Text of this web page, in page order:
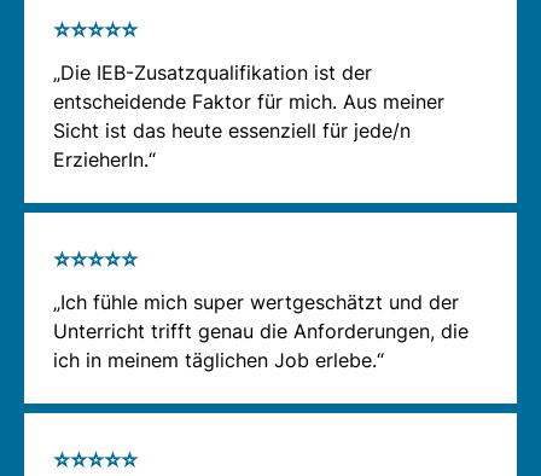
Fragen? Sprich uns an! Tel.: 0511 655 98 431,
hannover[at]cjd[dot]de)
Kein Schulabschluss, aber
Berufserfahrung?
Leider ist ein Einstieg in unsere Ausbildung
Ausbildung als Sozialassistenz zu
absolvieren.
hannover
Beiinternationalen Studienabschlüssen:
ZAB Berlin
Abschlüsse sowie der dazugehörigen
beglaubigten Kopien
Emailadresse/Kontaktdaten:
https://zab.kmk.org/de/zeugnisbewertung
HINWEIS:Bitte ausreichend Zeit für die
Verarbeitung der Unterlagen bei den oben
⭐⭐⭐⭐⭐
„Die IEB-Zusatzqualifikation ist der
entscheidende Faktor für mich. Aus meiner
Sicht ist das heute essenziell für jede/n
ErzieherIn.“
⭐⭐⭐⭐⭐
„Ich fühle mich super wertgeschätzt und der
Unterricht trifft genau die Anforderungen, die
ich in meinem täglichen Job erlebe.“
⭐⭐⭐⭐⭐